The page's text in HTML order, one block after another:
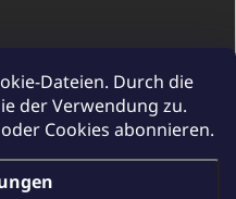
Dateien. Durch die
der Verwendung zu.
Cookies abonnieren.
UNICATO.at UNICATO.hu